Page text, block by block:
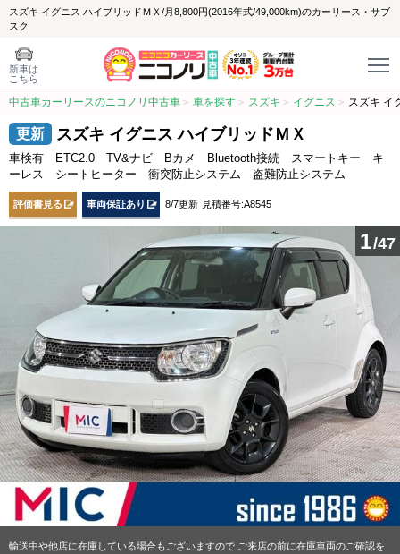
スズキ イグニス ハイブリッドＭＸ/月8,800円(2016年式/49,000km)のカーリース・サブ
スク
新車は
こちら
中古車カーリースのニコノリ中古車 車を探す スズキ イグニス スズキ イ
スズキ イグニス ハイブリッドＭＸ
車検有 ETC2.0 TV&ナビ Bカメ Bluetooth接続 スマートキー キ
ーレス シートヒーター 衝突防止システム 盗難防止システム
評価書見る 車両保証あり 8/7更新 見積番号:A8545
1/47
輸送中や他店に在庫している場合もございますので ご来店の前に在庫車両のご確認を